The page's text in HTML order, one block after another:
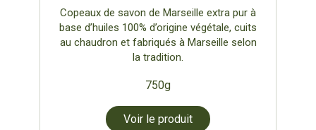
Copeaux de savon de Marseille extra pur à
base d’huiles 100% d’origine végétale, cuits
au chaudron et fabriqués à Marseille selon
la tradition.
750g
Voir le produit